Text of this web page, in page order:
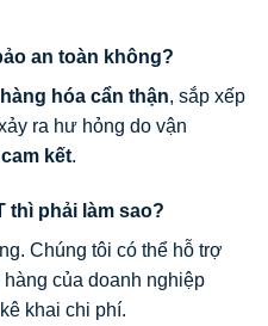
an toàn không?
hóa cẩn thận, sắp xếp
ra hư hỏng do vận
kết.
thì phải làm sao?
Chúng tôi có thể hỗ trợ
của doanh nghiệp
khai chi phí.